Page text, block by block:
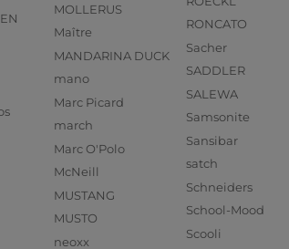
MOLLERUS
Maître
MANDARINA DUCK
mano
Marc Picard
march
Marc O'Polo
McNeill
MUSTANG
MUSTO
neoxx
RONCATO
Sacher
SADDLER
SALEWA
Samsonite
Sansibar
satch
Schneiders
School-Mood
Scooli